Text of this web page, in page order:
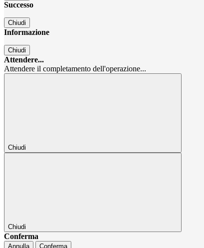
Successo
Chiudi
Informazione
Chiudi
Attendere...
Attendere il completamento dell'operazione...
Chiudi
Chiudi
Conferma
Annulla Conferma